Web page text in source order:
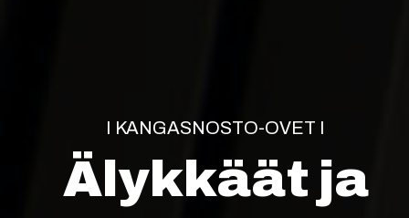
I KANGASNOSTO-OVET I
Älykkäät ja